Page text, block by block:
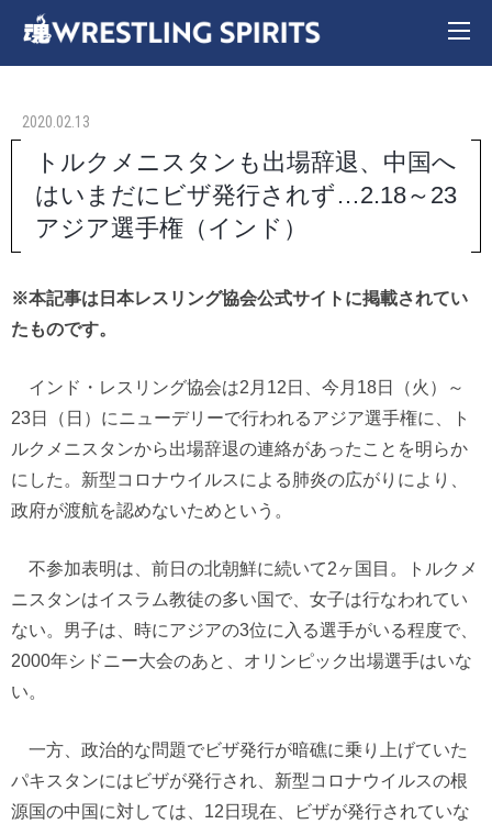
2020.02.13
トルクメニスタンも出場辞退、中国へ
はいまだにビザ発行されず…2.18～23
アジア選手権（インド）
※本記事は日本レスリング協会公式サイトに掲載されてい
たものです。
インド・レスリング協会は2月12日、今月18日（火）～
23日（日）にニューデリーで行われるアジア選手権に、ト
ルクメニスタンから出場辞退の連絡があったことを明らか
にした。新型コロナウイルスによる肺炎の広がりにより、
政府が渡航を認めないためという。
不参加表明は、前日の北朝鮮に続いて2ヶ国目。トルクメ
ニスタンはイスラム教徒の多い国で、女子は行なわれてい
ない。男子は、時にアジアの3位に入る選手がいる程度で、
2000年シドニー大会のあと、オリンピック出場選手はいな
い。
一方、政治的な問題でビザ発行が暗礁に乗り上げていた
パキスタンにはビザが発行され、新型コロナウイルスの根
源国の中国に対しては、12日現在、ビザが発行されていな